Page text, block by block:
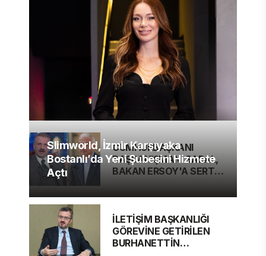
Slimworld, İzmir Karşıyaka
Bostanlı’da Yeni Şubesini Hizmete
Açtı
CUMHURBAŞKANI
BAŞDANIŞMANI SARAL,
BAKAN ERSOY'A SERT
İLETİŞİM BAŞKANLIĞI
GÖREVİNE GETİRİLEN
BURHANETTİN